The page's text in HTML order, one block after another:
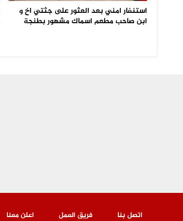
استنفار امني بعد العثور على جثتي اخ و
ابن صاحب مطعم اسماك مشهور بطنجة
اتصل بنا فريق العمل اعلن معنا